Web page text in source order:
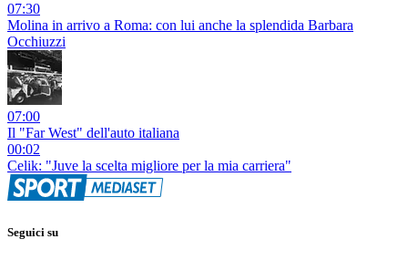
07:30
Molina in arrivo a Roma: con lui anche la splendida Barbara
Occhiuzzi
07:00
Il "Far West" dell'auto italiana
00:02
Celik: "Juve la scelta migliore per la mia carriera"
Seguici su